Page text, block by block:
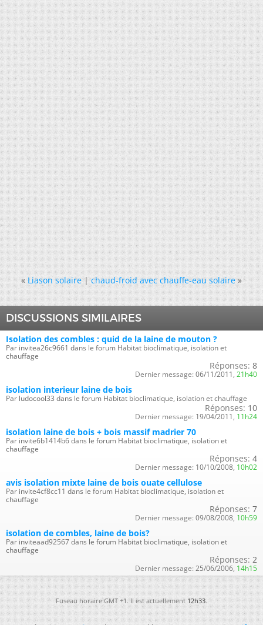
« Liason solaire|chaud-froid avec chauffe-eau solaire »
DISCUSSIONS SIMILAIRES
Isolation des combles : quid de la laine de mouton ?
Par invitea26c9661 dans le forum Habitat bioclimatique, isolation et
chauffage
Réponses: 8
Dernier message: 06/11/2011, 21h40
isolation interieur laine de bois
Par ludocool33 dans le forum Habitat bioclimatique, isolation et chauffage
Réponses: 10
Dernier message: 19/04/2011, 11h24
isolation laine de bois + bois massif madrier 70
Par invite6b1414b6 dans le forum Habitat bioclimatique, isolation et
chauffage
Réponses: 4
Dernier message: 10/10/2008, 10h02
avis isolation mixte laine de bois ouate cellulose
Par invite4cf8cc11 dans le forum Habitat bioclimatique, isolation et
chauffage
Réponses: 7
Dernier message: 09/08/2008, 10h59
isolation de combles, laine de bois?
Par inviteaad92567 dans le forum Habitat bioclimatique, isolation et
chauffage
Réponses: 2
Dernier message: 25/06/2006, 14h15
Fuseau horaire GMT +1. Il est actuellement12h33.